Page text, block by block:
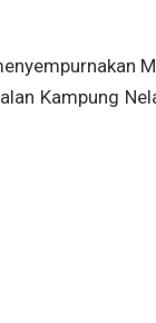
Kampung